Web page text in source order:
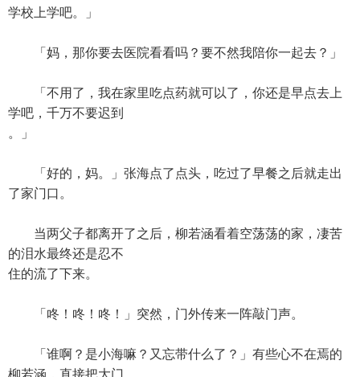
学校上学吧。」
「妈，那你要去医院看看吗？要不然我陪你一起去？」
「不用了，我在家里吃点药就可以了，你还是早点去上
学吧，千万不要迟到
。」
「好的，妈。」张海点了点头，吃过了早餐之后就走出
了家门口。
当两父子都离开了之后，柳若涵看着空荡荡的家，凄苦
的泪水最终还是忍不
住的流了下来。
「咚！咚！咚！」突然，门外传来一阵敲门声。
「谁啊？是小海嘛？又忘带什么了？」有些心不在焉的
柳若涵，直接把大门